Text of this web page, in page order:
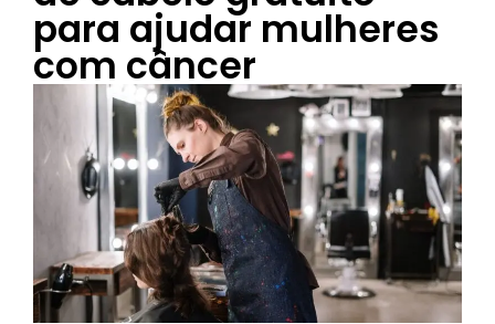
para ajudar mulheres
com câncer